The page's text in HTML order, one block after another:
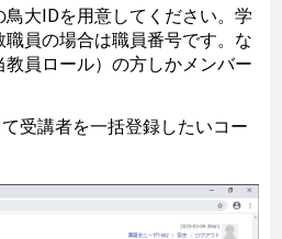
大IDを用意してください。学
員の場合は職員番号です。な
員ロール）の方しかメンバー
受講者を一括登録したいコー